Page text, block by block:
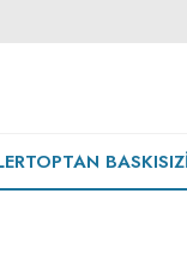
TOPTAN BASKISIZ